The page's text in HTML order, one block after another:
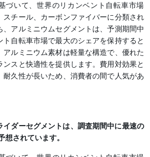
づいて、世界のリカンベント自転車市場
スチール、カーボンファイバーに分類され
、アルミニウムセグメントは、予測期間中
ト自転車市場で最大のシェアを保持すると
アルミニウム素材は軽量な構造で、優れた
ンスと快適性を提供します。費用対効果と
耐久性が長いため、消費者の間で人気があ
イダーセグメントは、調査期間中に最速の
想されています。